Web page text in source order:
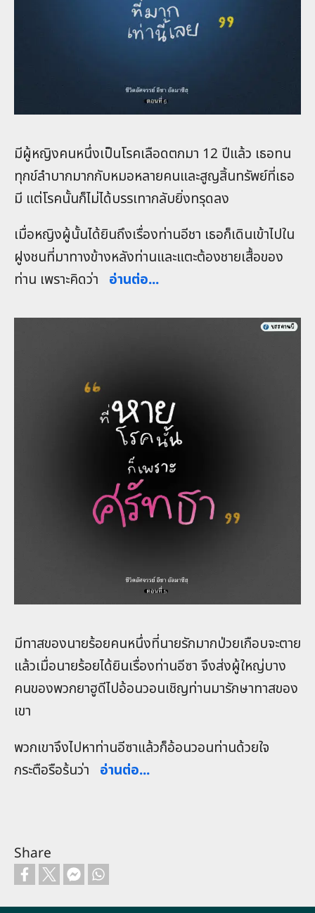
มีผู้หญิงคนหนึ่งเป็นโรคเลือดตกมา 12 ปีแล้ว เธอทน
ทุกข์ลำบากมากกับหมอหลายคนและสูญสิ้นทรัพย์ที่เธอ
มี แต่โรคนั้นก็ไม่ได้บรรเทากลับยิ่งทรุดลง
เมื่อหญิงผู้นั้นได้ยินถึงเรื่องท่านอีชา เธอก็เดินเข้าไปใน
ฝูงชนที่มาทางข้างหลังท่านและแตะต้องชายเสื้อของ
ท่าน เพราะคิดว่า อ่านต่อ...
มีทาสของนายร้อยคนหนึ่งที่นายรักมากป่วยเกือบจะตาย
แล้วเมื่อนายร้อยได้ยินเรื่องท่านอีซา จึงส่งผู้ใหญ่บาง
คนของพวกยาฮูดีไปอ้อนวอนเชิญท่านมารักษาทาสของ
เขา
พวกเขาจึงไปหาท่านอีซาแล้วก็อ้อนวอนท่านด้วยใจ
กระตือรือร้นว่า
อ่านต่อ...
Share